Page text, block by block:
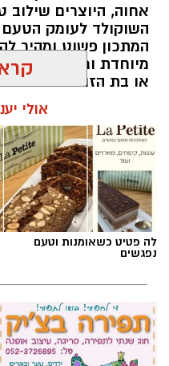
אחוה, היוצרים שילוב
השוקולד לעומק הטעם
המתכון פשוט ומהיר
מיוחדת ומתאים לכל
או בת הזוג במחווה
מדובר בארוחת בוקר
רומנטית או פינוק
בטעם שוקולד וחלוה
אהבה. ט"ו באב שמח!
אלדה נתנאל / 09:09 26.07.26
תגים:ופל בלגי במילוי
אולי
לה פטיט כשאומנות וטעם
נפגשים